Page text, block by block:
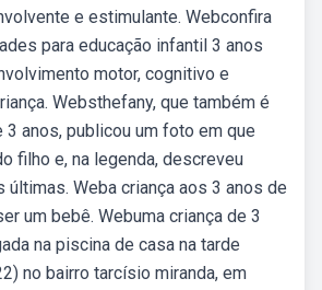
e estimulante. Webconfira
para educação infantil 3 anos
motor, cognitivo e
Websthefany, que também é
3 anos, publicou um foto em que
filho e, na legenda, descreveu
Weba criança aos 3 anos de
um bebê. Webuma criança de 3
na piscina de casa na tarde
no bairro tarcísio miranda, em